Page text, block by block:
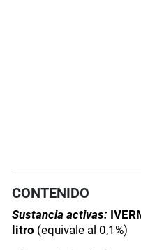
CONTENIDO
Sustancia activas:
litro (equivale al 0,1%)